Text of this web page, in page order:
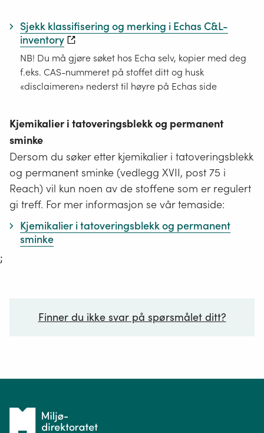
Sjekk klassifisering og merking i Echas C&L-
inventory
NB! Du må gjøre søket hos Echa selv, kopier med deg
f.eks. CAS-nummeret på stoffet ditt og husk
«disclaimeren» nederst til høyre på Echas side
Kjemikalier i tatoveringsblekk og permanent
sminke
Dersom du søker etter kjemikalier i tatoveringsblekk
og permanent sminke (vedlegg XVII, post 75 i
Reach) vil kun noen av de stoffene som er regulert
gi treff. For mer informasjon se vår temaside:
Kjemikalier i tatoveringsblekk og permanent
sminke
;
Finner du ikke svar på spørsmålet ditt?
Tilbake